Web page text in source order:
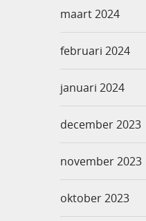
maart 2024
februari 2024
januari 2024
december 2023
november 2023
oktober 2023